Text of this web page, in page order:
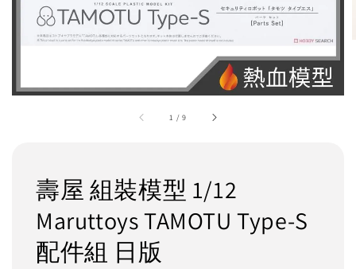
1 /9
壽屋 組裝模型 1/12
Maruttoys TAMOTU Type-S
配件組 日版